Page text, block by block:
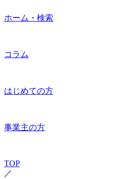
ホーム・検索
コラム
はじめての方
事業主の方
TOP
／